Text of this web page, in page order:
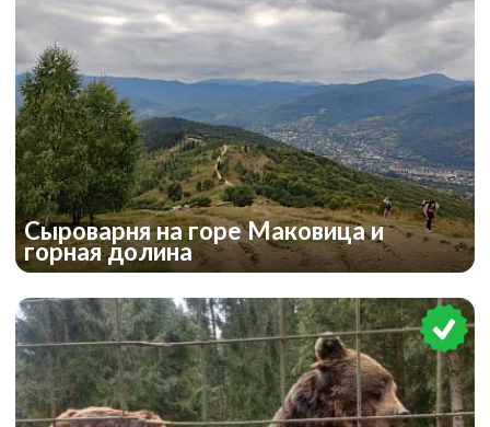
Сыроварня на горе Маковица и
горная долина